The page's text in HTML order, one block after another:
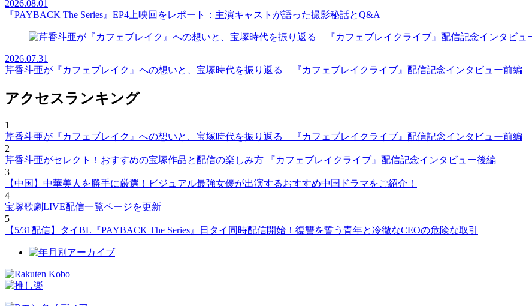
2026.08.01
『PAYBACK The Series』EP4上映回をレポート：主演キャストが語った撮影秘話とQ&A
2026.07.31
芹香斗亜が『カフェブレイク』への想いと、宝塚時代を振り返る 『カフェブレイクライブ』配信記念インタビュー前編
アクセスランキング
1
芹香斗亜が『カフェブレイク』への想いと、宝塚時代を振り返る 『カフェブレイクライブ』配信記念インタビュー前編
2
芹香斗亜がセレクト！おすすめの宝塚作品と配信の楽しみ方 『カフェブレイクライブ』配信記念インタビュー後編
3
【中国】中華美人を勝手に厳選！ビジュアル最強女優が出演するおすすめ中国ドラマをご紹介！
4
宝塚歌劇LIVE配信一覧ページを更新
5
【5/31配信】タイBL『PAYBACK The Series』日タイ同時配信開始！復讐を誓う青年と冷徹なCEOの危険な取引